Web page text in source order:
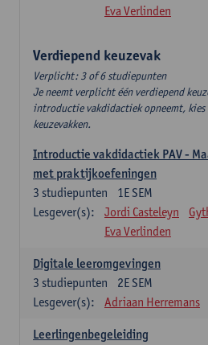
Eva Verlinden
Verdiepend keuzevak
Verplicht: 3 of 6 studiepunten
Je neemt verplicht één verdiepend
introductie vakdidactiek opneemt, kies
keuzevakken.
Introductie vakdidactiek PAV -
met praktijkoefeningen
1E SEM
3 studiepunten
Lesgever(s):
Jordi Casteleyn
Eva Verlinden
Digitale leeromgevingen
2E SEM
3 studiepunten
Lesgever(s):
Adriaan Herremans
Leerlingenbegeleiding